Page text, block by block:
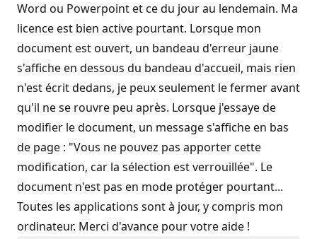
Word ou Powerpoint et ce du jour au lendemain. Ma
licence est bien active pourtant. Lorsque mon
document est ouvert, un bandeau d'erreur jaune
s'affiche en dessous du bandeau d'accueil, mais rien
n'est écrit dedans, je peux seulement le fermer avant
qu'il ne se rouvre peu après. Lorsque j'essaye de
modifier le document, un message s'affiche en bas
de page : "Vous ne pouvez pas apporter cette
modification, car la sélection est verrouillée". Le
document n'est pas en mode protéger pourtant...
Toutes les applications sont à jour, y compris mon
ordinateur. Merci d'avance pour votre aide !